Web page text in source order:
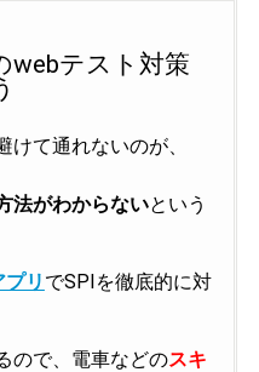
webテスト対策
て通れないのが、
法がわからないという
リ でSPIを徹底的に対
ので、電車などのスキ